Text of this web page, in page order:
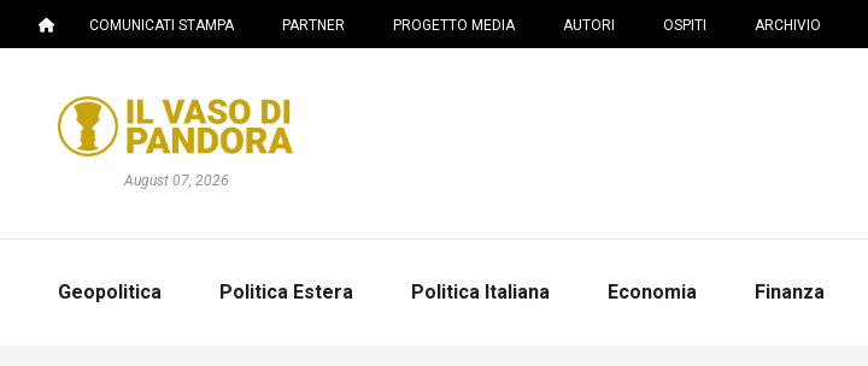
COMUNICATI STAMPA PARTNER PROGETTO MEDIA AUTORI OSPITI ARCHIVIO
August 07, 2026
Geopolitica Politica Estera Politica Italiana Economia Finanza